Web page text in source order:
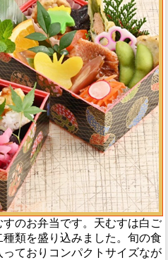
のお弁当です。天むすは白ご
類を盛り込みました。旬の食
ておりコンパクトサイズなが